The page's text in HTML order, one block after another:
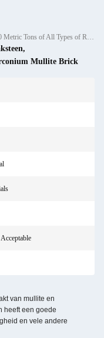
Supply Ability: Annual Production Exceeding 120,000 Metric Tons of All Types of Refractory Materials Including Castables, Preforms, and Bric
,
Mullite Brick
van mullite en
heeft een goede
en vele andere